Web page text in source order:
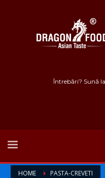
Întrebări? Sună
HOME PASTA-CREVETI